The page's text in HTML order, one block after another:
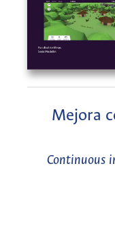
Mejora
Continuous